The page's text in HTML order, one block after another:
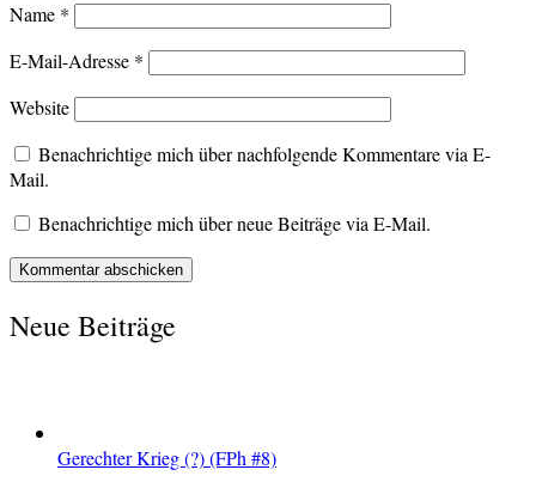
Name *
E-Mail-Adresse *
Website
Benachrichtige mich über nachfolgende Kommentare via E-
Mail.
Benachrichtige mich über neue Beiträge via E-Mail.
Neue Beiträge
Gerechter Krieg (?) (FPh #8)